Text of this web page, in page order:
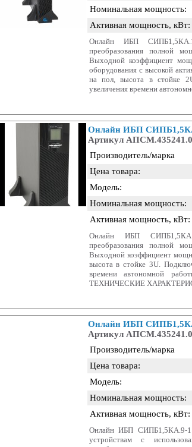
Номинальная мощность:
Активная мощность, кВт:
Онлайн ИБП
преобразования полной
Выходной коэффициент
оборудования с высокой
на пол, высота в стойке
увеличения времени
Онлайн ИБП
Артикул
Производитель/марка
Цена товара:
Модель:
Номинальная мощность:
Активная мощность, кВт:
Онлайн ИБП
преобразования полной
Выходной коэффициент
высота в стойке 3U.
времени автономной
ТЕХНИЧЕСКИЕ
Онлайн ИБП
Артикул
Производитель/марка
Цена товара:
Модель:
Номинальная мощность:
Активная мощность, кВт:
Онлайн ИБП СИПБ1,5КА.9-
устройствам с